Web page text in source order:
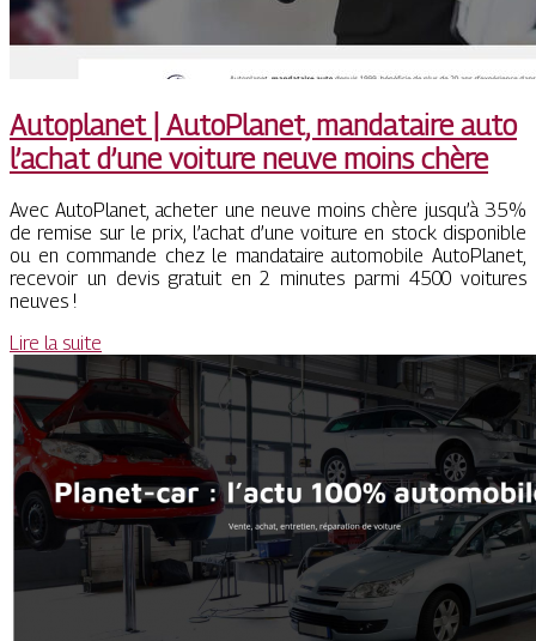
Autoplanet | AutoPlanet, mandataire auto
l’achat d’une voiture neuve moins chère
Avec AutoPlanet, acheter une neuve moins chère jusqu’à 35%
de remise sur le prix, l’achat d’une voiture en stock disponible
ou en commande chez le mandataire automobile AutoPlanet,
recevoir un devis gratuit en 2 minutes parmi 4500 voitures
neuves !
Lire la suite